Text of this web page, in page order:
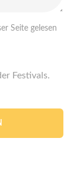
Seite gelesen
Festivals.